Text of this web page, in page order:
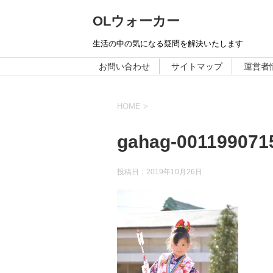
OLウォーカー
生活の中の気になる疑問を解決いたします
お問い合わせ サイトマップ 運営者
HOME >
gahag-
投稿日： 2019年10月26日